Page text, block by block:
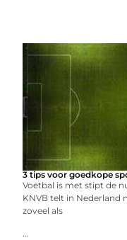
3 tips voor goedkope
Voetbal is met stipt de
KNVB telt in Nederland
zoveel als
...